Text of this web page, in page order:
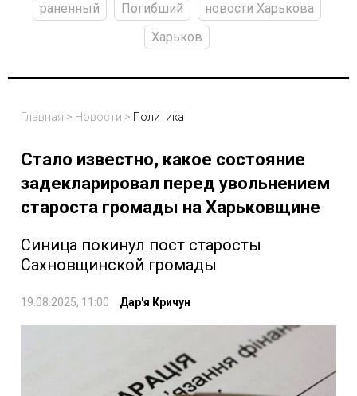
раненный
Погибший
новости Харькова
Харьков
Главная > Новости > Политика
Стало известно, какое состояние
задекларировал перед увольнением
староста громады на Харьковщине
Синица покинул пост старосты
Сахновщинской громады
19.08.2025, 11:00 Дар'я Кричун